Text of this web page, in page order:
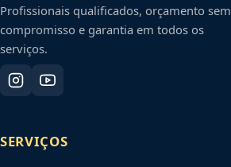
Profissionais qualificados, orçamento sem
compromisso e garantia em todos os
serviços.
SERVIÇOS